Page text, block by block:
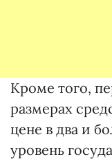
Кроме того,
размерах
цене в два и
уровень